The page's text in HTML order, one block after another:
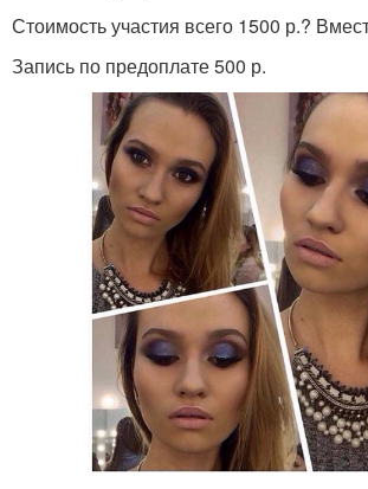
Стоимость участия всего 1500 р.?
Запись по предоплате 500 р.